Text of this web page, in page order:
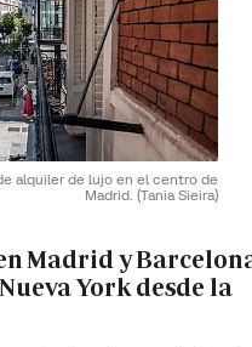
alquiler de lujo en el centro de
Madrid. (Tania Sieira)
Madrid y
York desde la